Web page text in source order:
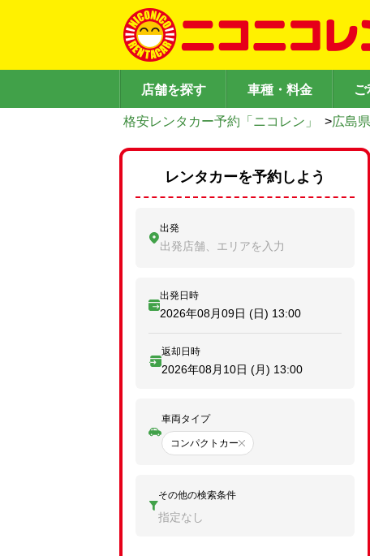
店舗を探す 車種・料金
格安レンタカー予約「ニコレン」 >広島県
レンタカーを予約しよう
出発
出発店舗、エリアを入力
出発日時
2026年08月09日 (日) 13:00
返却日時
2026年08月10日 (月) 13:00
車両タイプ
コンパクトカー
その他の検索条件
指定なし